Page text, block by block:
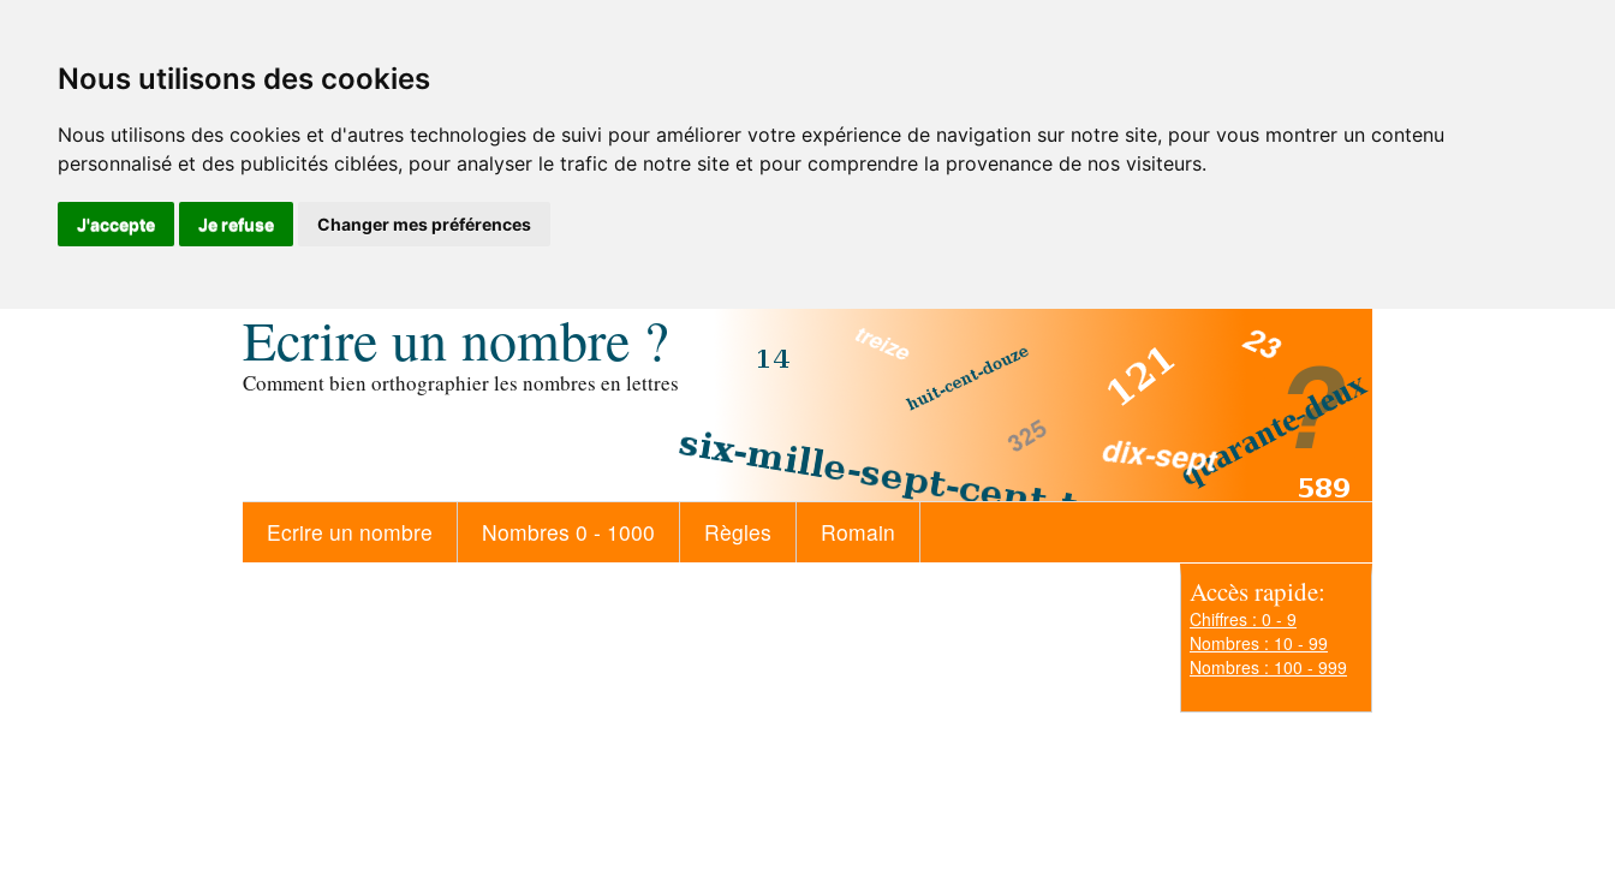
Nous utilisons des cookies
Nous utilisons des cookies et d'autres technologies de suivi pour améliorer votre expérience de navigation sur notre site, pour vous montrer un contenu
personnalisé et des publicités ciblées, pour analyser le trafic de notre site et pour comprendre la provenance de nos visiteurs.
J'accepte Je refuse Changer mes préférences
Ecrire un nombre ?
Comment bien orthographier les nombres en lettres
Ecrire un nombre Nombres 0 - 1000 Règles Romain
Accès rapide:
Chiffres : 0 - 9
Nombres : 10 - 99
Nombres : 100 - 999